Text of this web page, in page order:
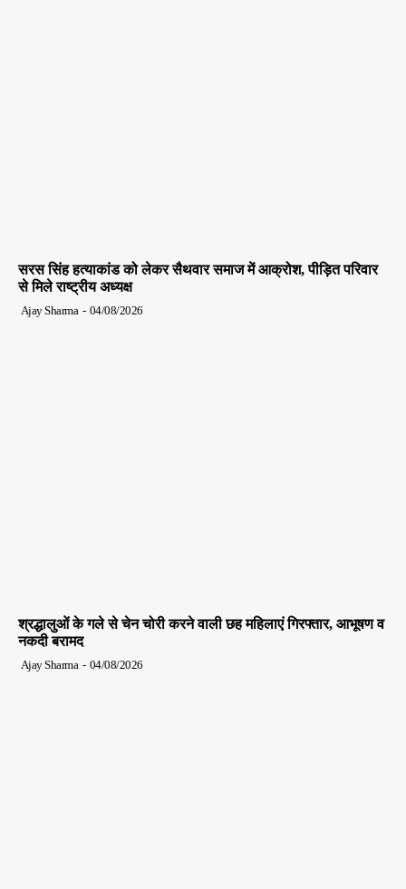
सरस सिंह हत्याकांड को लेकर सैथवार समाज में आक्रोश, पीड़ित परिवार
से मिले राष्ट्रीय अध्यक्ष
Ajay Sharma - 04/08/2026
श्रद्धालुओं के गले से चेन चोरी करने वाली छह महिलाएं गिरफ्तार, आभूषण व
नकदी बरामद
Ajay Sharma - 04/08/2026